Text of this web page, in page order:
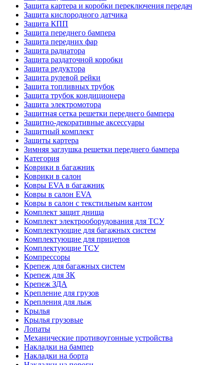
Защита картера и коробки переключения передач
Защита кислородного датчика
Защита КПП
Защита переднего бампера
Защита передних фар
Защита радиатора
Защита раздаточной коробки
Защита редуктора
Защита рулевой рейки
Защита топливных трубок
Защита трубок кондиционера
Защита электромотора
Защитная сетка решетки переднего бампера
Защитно-декоративные аксессуары
Защитный комплект
Защиты картера
Зимняя заглушка решетки переднего бампера
Категория
Коврики в багажник
Коврики в салон
Ковры EVA в багажник
Ковры в салон EVA
Ковры в салон с текстильным кантом
Комплект защит днища
Комплект электрооборудования для ТСУ
Комплектующие для багажных систем
Комплектующие для прицепов
Комплектующие ТСУ
Компрессоры
Крепеж для багажных систем
Крепеж для ЗК
Крепеж ЗДА
Крепление для грузов
Крепления для лыж
Крылья
Крылья грузовые
Лопаты
Механические противоугонные устройства
Накладки на бампер
Накладки на борта